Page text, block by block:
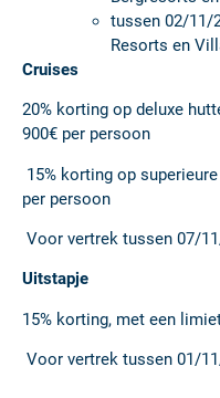
tussen 02/11/
Resorts en
Cruises
20% korting op deluxe
900€ per persoon
15% korting op
per persoon
Voor vertrek tussen 07/
Uitstapje
15% korting, met een
Voor vertrek tussen 01/